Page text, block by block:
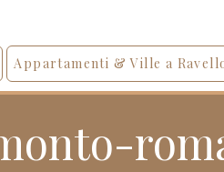
Appartamenti & Ville a